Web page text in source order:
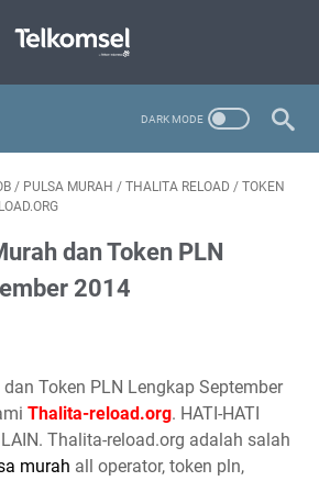
/ PULSA MURAH / THALITA RELOAD / TOKEN
dan Token PLN
2014
Token PLN Lengkap September
Thalita-reload.org. HATI-HATI
LAIN. Thalita-reload.org adalah salah
murah all operator, token pln,